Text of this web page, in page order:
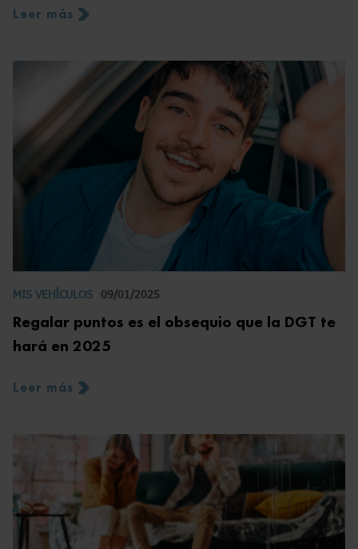
Leer más
MIS VEHÍCULOS 09/01/2025
Regalar puntos es el obsequio que la DGT te
hará en 2025
Leer más